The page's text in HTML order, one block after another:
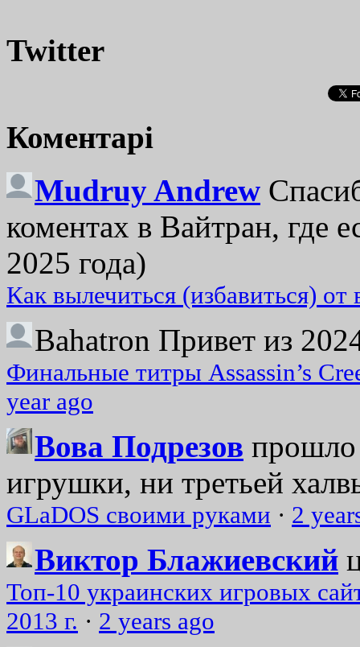
Twitter
Коментарі
Mudruy Andrew
коментах в Вайтран, где
2025 года)
Как вылечиться (избавиться)
Bahatron Привет из
Финальные титры Assassin’s
year ago
Вова Подрезов прошло
игрушки, ни третьей
GLaDOS своими руками · 2
Виктор Блажиевский
Топ-10 украинских игровых
2013 г. · 2 years ago